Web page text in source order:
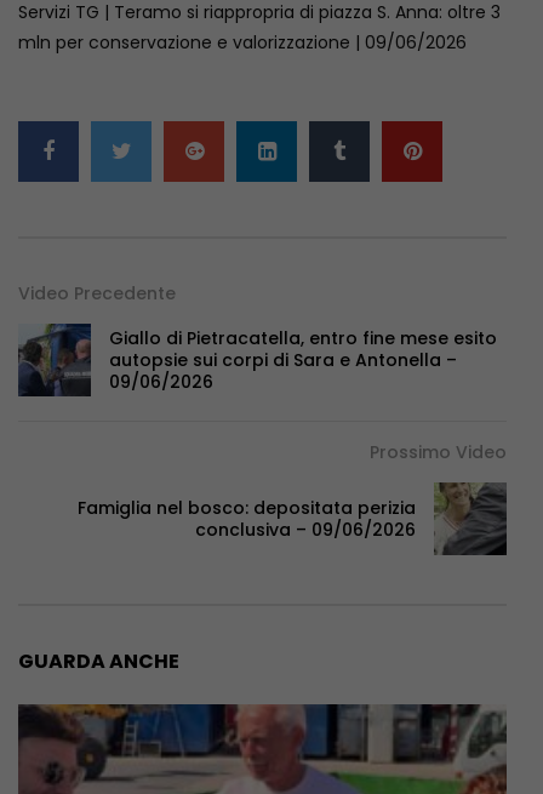
Servizi TG | Teramo si riappropria di piazza S. Anna: oltre 3
mln per conservazione e valorizzazione | 09/06/2026
Video Precedente
Giallo di Pietracatella, entro fine mese esito
autopsie sui corpi di Sara e Antonella –
09/06/2026
Prossimo Video
Famiglia nel bosco: depositata perizia
conclusiva – 09/06/2026
GUARDA ANCHE